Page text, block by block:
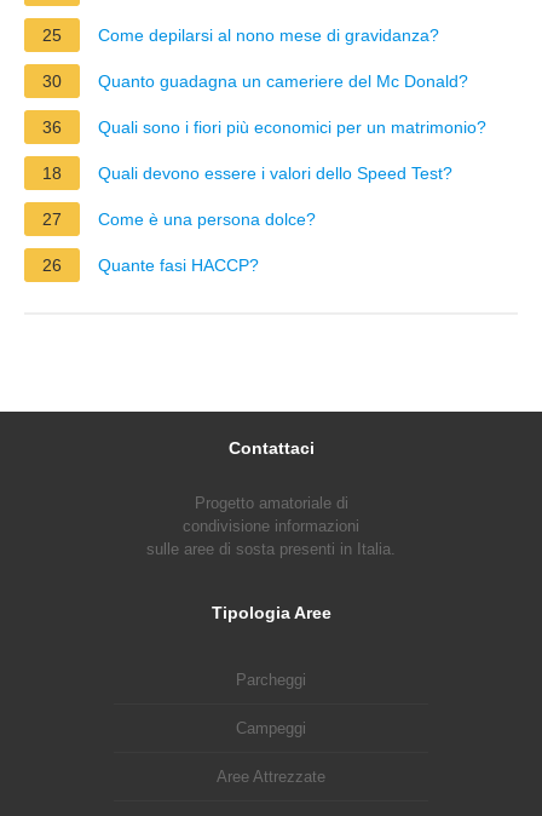
25 Come depilarsi al nono mese di gravidanza?
30 Quanto guadagna un cameriere del Mc Donald?
36 Quali sono i fiori più economici per un matrimonio?
18 Quali devono essere i valori dello Speed Test?
27 Come è una persona dolce?
26 Quante fasi HACCP?
Contattaci
Progetto amatoriale di
condivisione informazioni
sulle aree di sosta presenti in Italia.
Tipologia Aree
Parcheggi
Campeggi
Aree Attrezzate